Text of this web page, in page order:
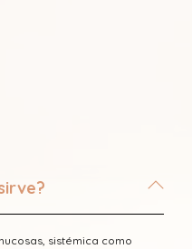
sistémica como